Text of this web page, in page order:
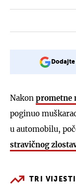
Nakon prometne
poginuo
u automobilu,
stravičnog
TRI